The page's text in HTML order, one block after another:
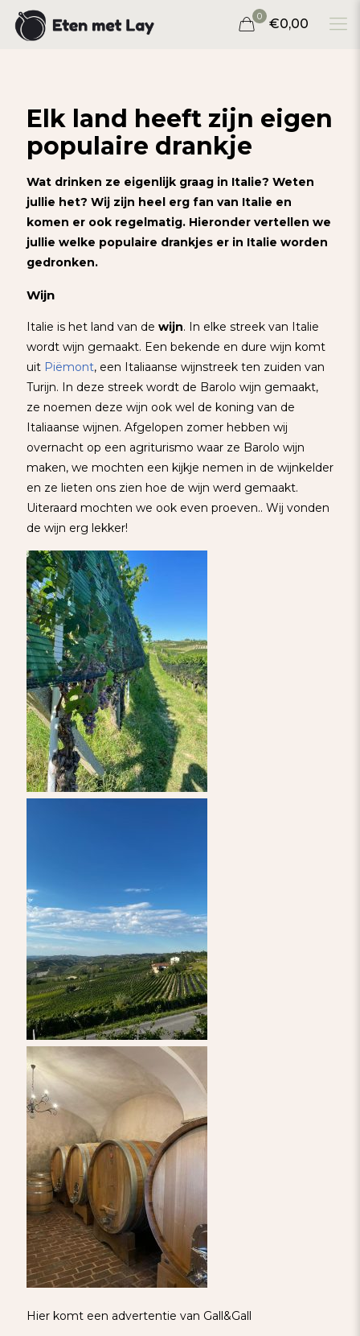
0 €0,00
Elk land heeft zijn eigen
populaire drankje
Wat drinken ze eigenlijk graag in Italie? Weten
jullie het? Wij zijn heel erg fan van Italie en
komen er ook regelmatig. Hieronder vertellen we
jullie welke populaire drankjes er in Italie worden
gedronken.
Wijn
Italie is het land van de wijn. In elke streek van Italie
wordt wijn gemaakt. Een bekende en dure wijn komt
uit Piëmont, een Italiaanse wijnstreek ten zuiden van
Turijn. In deze streek wordt de Barolo wijn gemaakt,
ze noemen deze wijn ook wel de koning van de
Italiaanse wijnen. Afgelopen zomer hebben wij
overnacht op een agriturismo waar ze Barolo wijn
maken, we mochten een kijkje nemen in de wijnkelder
en ze lieten ons zien hoe de wijn werd gemaakt.
Uiteraard mochten we ook even proeven.. Wij vonden
de wijn erg lekker!
Hier komt een advertentie van Gall&Gall